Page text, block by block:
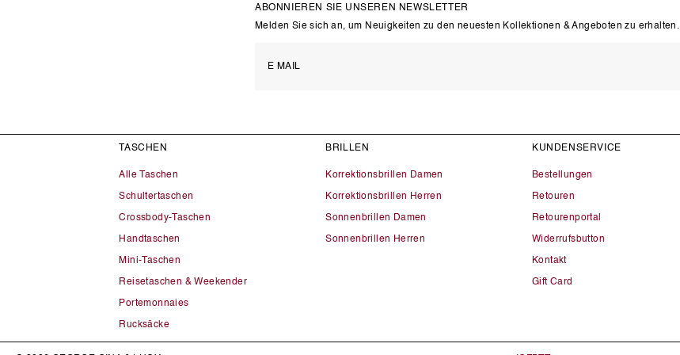
ABONNIEREN SIE UNSEREN NEWSLETTER
Melden Sie sich an, um Neuigkeiten zu den neuesten Kollektionen & Angeboten zu erhalten.
TASCHEN
Alle Taschen
Schultertaschen
Crossbody-Taschen
Handtaschen
Mini-Taschen
Reisetaschen & Weekender
Portemonnaies
Rucksäcke
BRILLEN
Korrektionsbrillen Damen
Korrektionsbrillen Herren
Sonnenbrillen Damen
Sonnenbrillen Herren
KUNDENSERVICE
Bestellungen
Retouren
Retourenportal
Widerrufsbutton
Kontakt
Gift Card